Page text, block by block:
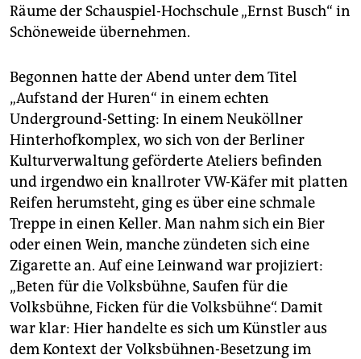
Räume der Schauspiel-Hochschule „Ernst Busch“ in
Schöneweide übernehmen.
Begonnen hatte der Abend unter dem Titel
„Aufstand der Huren“ in einem echten
Underground-Setting: In einem Neuköllner
Hinterhofkomplex, wo sich von der Berliner
Kulturverwaltung geförderte Ateliers befinden
und irgendwo ein knallroter VW-Käfer mit platten
Reifen herumsteht, ging es über eine schmale
Treppe in einen Keller. Man nahm sich ein Bier
oder einen Wein, manche zündeten sich eine
Zigarette an. Auf eine Leinwand war projiziert:
„Beten für die Volksbühne, Saufen für die
Volksbühne, Ficken für die Volksbühne“. Damit
war klar: Hier handelte es sich um Künstler aus
dem Kontext der Volksbühnen-Besetzung im